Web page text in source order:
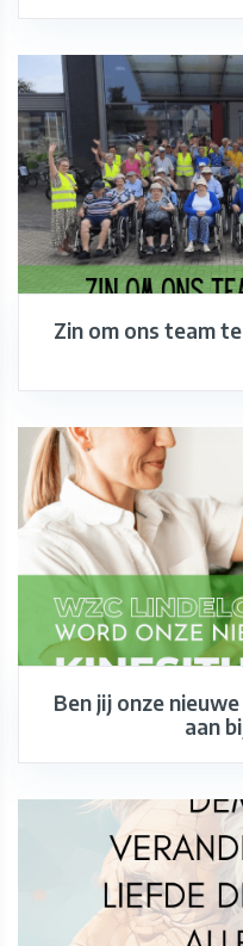
Zin om ons team
Ben jij onze
aan